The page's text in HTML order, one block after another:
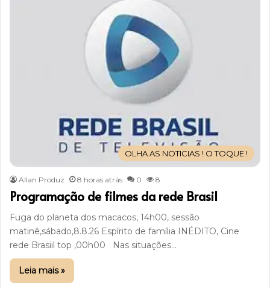
OLHA AS NOTICIAS ! O TOQUE !
Allan Produz 8 horas atrás 0 8
Programação de filmes da rede Brasil
Fuga do planeta dos macacos, 14h00, sessão
matinê,sábado,8.8.26 Espírito de família INÉDITO, Cine
rede Brasiil top ,00h00 Nas situações…
Leia mais »